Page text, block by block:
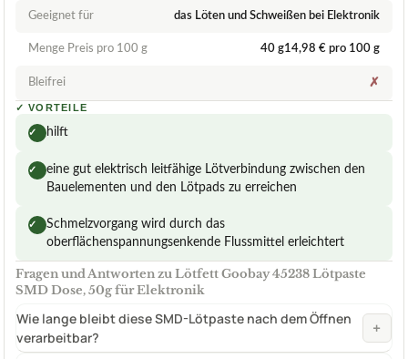
Geeignet für das Löten und Schweißen bei Elektronik
Menge Preis pro 100 g 40 g14,98 € pro 100 g
Bleifrei ✗
✓ VORTEILE
✓ hilft
✓
eine gut elektrisch leitfähige Lötverbindung zwischen den
Bauelementen und den Lötpads zu erreichen
✓
Schmelzvorgang wird durch das
oberflächenspannungsenkende Flussmittel erleichtert
Fragen und Antworten zu Lötfett Goobay 45238 Lötpaste
SMD Dose, 50g für Elektronik
Wie lange bleibt diese SMD-Lötpaste nach dem Öffnen
verarbeitbar?
+